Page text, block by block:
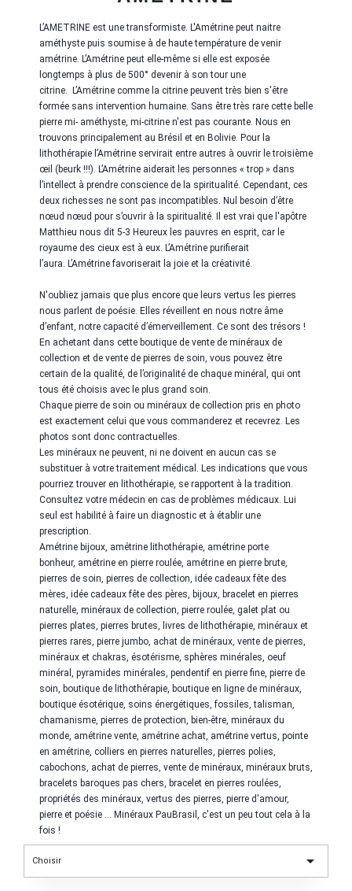
L’AMETRINE est une transformiste. L'Amétrine peut naitre
améthyste puis soumise à de haute température de venir
amétrine. L’Amétrine peut elle-même si elle est exposée
longtemps à plus de 500° devenir à son tour une
citrine.
L’Amétrine comme la citrine peuvent très bien s'être
formée sans intervention humaine. Sans être très rare cette belle
pierre mi- améthyste, mi-citrine n'est pas courante. Nous en
trouvons principalement au Brésil et en Bolivie. Pour la
lithothérapie l ’Amétrine servirait entre autres à ouvrir le troisième
œil (beurk !!!). L’Amétrine aiderait les personnes « trop » dans
l’intellect à prendre conscience de la spiritualité. Cependant, ces
deux richesses ne sont pas incompatibles. Nul besoin d’être
nœud nœud pour s’ouvrir à la spiritualité. Il est vrai que l'apôtre
Matthieu nous dit 5-3 Heureux les pauvres en esprit, car le
royaume des cieux est à eux. L’Amétrine purifierait
l’aura. L’Amétrinefavoriserait la joie et la créativité.
N'oubliez jamais que plus encore que leurs vertus les pierres
nous parlent de poésie. Elles réveillent en nous notre âme
d’enfant, notre capacité d’émerveillement. Ce sont des trésors !
En achetant dans cette boutique de vente de minéraux de
collection et de vente de pierres de soin, vous pouvez être
certain de la qualité, de l’originalité de chaque minéral, qui ont
tous été choisis avec le plus grand soin.
Chaque pierre de soin ou minéraux de collection pris en photo
est exactement celui que vous commanderez et recevrez. Les
photos sont donc contractuelles.
Les minéraux ne peuvent, ni ne doivent en aucun cas se
substituer à votre traitement médical. Les indications que vous
pourriez trouver en lithothérapie, se rapportent à la tradition.
Consultez votre médecin en cas de problèmes médicaux. Lui
seul est habilité à faire un diagnostic et à établir une
prescription.
Amétrine bijoux, amétrine lithothérapie, amétrine porte
bonheur, amétrine en pierre roulée, amétrine en pierre brute,
pierres de soin, pierres de collection, idée cadeaux fête des
mères, idée cadeaux fête des pères, bijoux, bracelet en pierres
naturelle, minéraux de collection, pierre roulée, galet plat ou
pierres plates, pierres brutes, livres de lithothérapie, minéraux et
pierres rares, pierre jumbo, achat de minéraux, vente de pierres,
minéraux et chakras, ésotérisme, sphères minérales, oeuf
minéral, pyramides minérales, pendentif en pierre fine, pierre de
soin, boutique de lithothérapie, boutique en ligne de minéraux,
boutique ésotérique, soins énergétiques, fossiles, talisman,
chamanisme, pierres de protection, bien-être, minéraux du
monde, amétrine vente, amétrine achat, amétrine vertus, pointe
en amétrine, colliers en pierres naturelles, pierres polies,
cabochons, achat de pierres, vente de minéraux, minéraux bruts,
bracelets baroques pas chers, bracelet en pierres roulées,
propriétés des minéraux, vertus des pierres, pierre d'amour,
pierre et poésie ... Minéraux PauBrasil, c'est un peu tout cela à la
fois !
Choisir 